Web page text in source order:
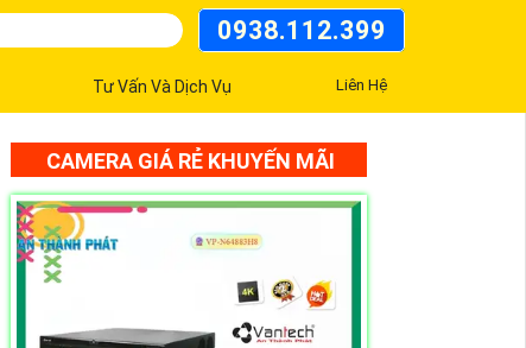
0938.112.399
Tư Vấn Và Dịch Vụ Liên Hệ
CAMERA GIÁ RẺ KHUYẾN MÃI